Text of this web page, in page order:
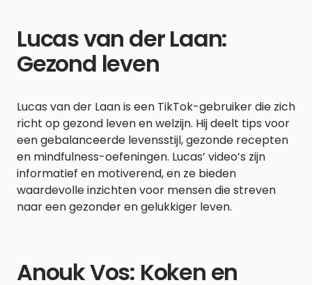
Lucas van der Laan:
Gezond leven
Lucas van der Laan is een TikTok-gebruiker die zich
richt op gezond leven en welzijn. Hij deelt tips voor
een gebalanceerde levensstijl, gezonde recepten
en mindfulness-oefeningen. Lucas’ video’s zijn
informatief en motiverend, en ze bieden
waardevolle inzichten voor mensen die streven
naar een gezonder en gelukkiger leven.
Anouk Vos: Koken en